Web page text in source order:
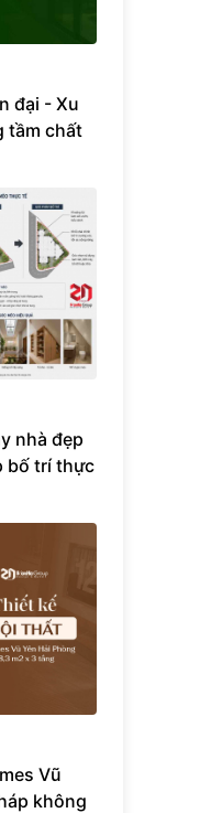
đại - Xu
tầm chất
nhà đẹp
bố trí thực
Vũ
không